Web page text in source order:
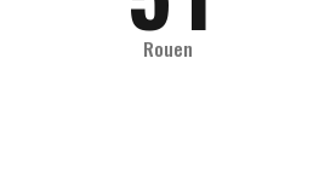
62
Rouen